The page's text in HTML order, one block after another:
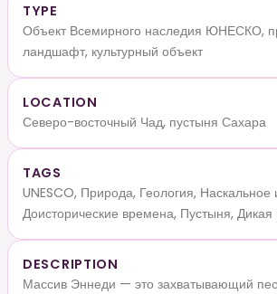
TYPE
Объект Всемирного наследия ЮНЕСКО,
ландшафт, культурный объект
LOCATION
Северо-восточный Чад, пустыня Сахара
TAGS
UNESCO, Природа, Геология, Наскальное
Доисторические времена, Пустыня,
DESCRIPTION
Массив Эннеди — это захватывающий